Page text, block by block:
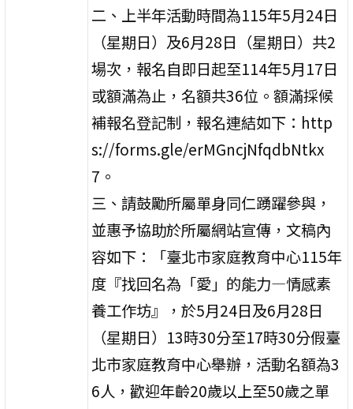
二、上半年活動時間為115年5月24日
（星期日）及6月28日（星期日）共2
場次，報名自即日起至114年5月17日
或額滿為止，名額共36位。額滿採候
補報名登記制，報名連結如下：http
s://forms.gle/erMGncjNfqdbNtkx
7。
三、請鼓勵所屬單身同仁踴躍參與，
並惠予協助於所屬網站宣傳，文稿內
容如下：「臺北市家庭教育中心115年
度『找回名為「愛」的能力—情感素
養工作坊』，於5月24日及6月28日
（星期日）13時30分至17時30分假臺
北市家庭教育中心舉辦，活動名額為3
6人，歡迎年齡20歲以上至50歲之單